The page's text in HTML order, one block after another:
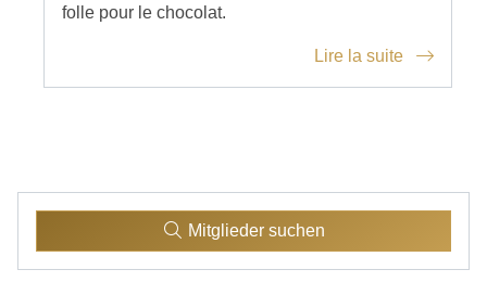
folle pour le chocolat.
Lire la suite
Mitglieder suchen